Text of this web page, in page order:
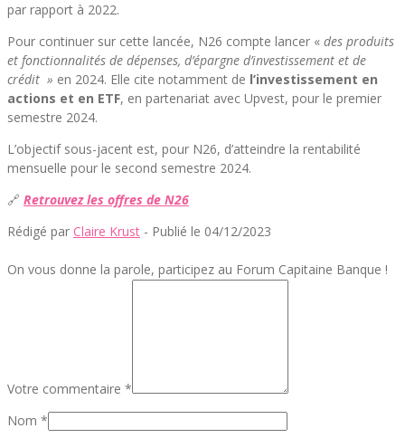
par rapport à 2022.
Pour continuer sur cette lancée, N26 compte lancer « des produits
et fonctionnalités de dépenses, d’épargne d’investissement et de
crédit » en 2024. Elle cite notamment de l’investissement en
actions et en ETF, en partenariat avec Upvest, pour le premier
semestre 2024.
L’objectif sous-jacent est, pour N26, d’atteindre la rentabilité
mensuelle pour le second semestre 2024.
🔗 Retrouvez les offres de N26
Rédigé par Claire Krust - Publié le 04/12/2023
On vous donne la parole, participez au Forum Capitaine Banque !
Votre commentaire *
Nom *